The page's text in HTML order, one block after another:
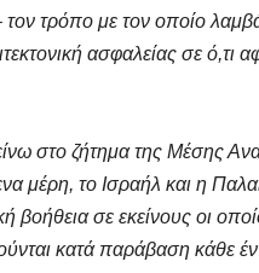
τον τρόπο με τον οποίο
ασφαλείας σε
στο ζήτημα της Μέσης
μέρη, το Ισραήλ και η
βοήθεια σε εκείνους οι
κατά παράβαση κάθε